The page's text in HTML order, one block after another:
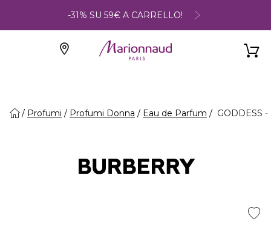
-31% SU 59€ A CARRELLO!
Profumi Profumi Donna Eau de Parfum GODDESS